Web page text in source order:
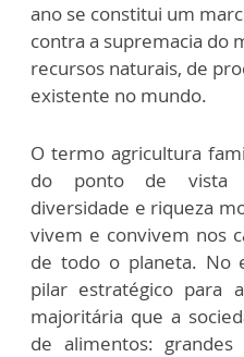
ano se constitui um
contra a supremacia do
recursos naturais, de
existente no mundo.
O termo agricultura
do ponto de vista
diversidade e riqueza
vivem e convivem nos
de todo o planeta. No
pilar estratégico para
majoritária que a
de alimentos: grandes